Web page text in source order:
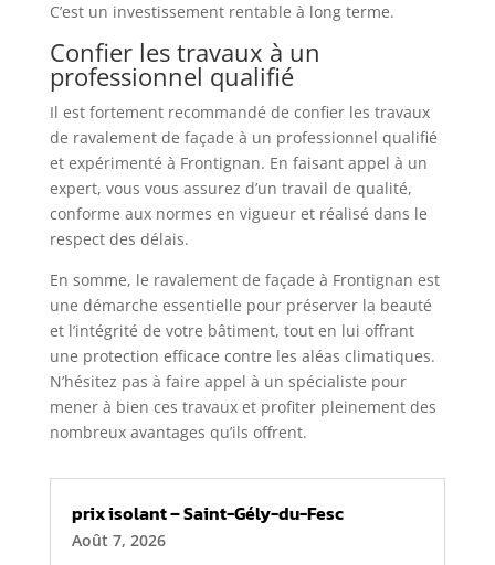
C’est un investissement rentable à long terme.
Confier les travaux à un
professionnel qualifié
Il est fortement recommandé de confier les travaux
de ravalement de façade à un professionnel qualifié
et expérimenté à Frontignan. En faisant appel à un
expert, vous vous assurez d’un travail de qualité,
conforme aux normes en vigueur et réalisé dans le
respect des délais.
En somme, le ravalement de façade à Frontignan est
une démarche essentielle pour préserver la beauté
et l’intégrité de votre bâtiment, tout en lui offrant
une protection efficace contre les aléas climatiques.
N’hésitez pas à faire appel à un spécialiste pour
mener à bien ces travaux et profiter pleinement des
nombreux avantages qu’ils offrent.
prix isolant – Saint-Gély-du-Fesc
Août 7, 2026